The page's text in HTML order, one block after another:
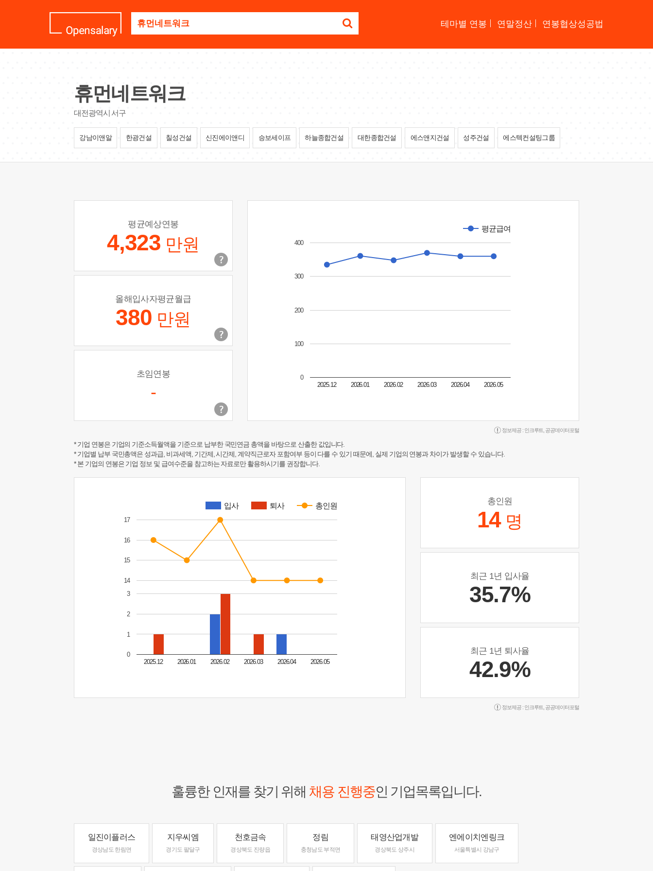
명
요
테마별 연봉 연말정산 연봉협상성공법
휴먼네트워크
대전광역시 서구
강남이앤알 한광건설 칠성건설 신진에이앤디 승보세이프 하늘종합건설 대한종합건설 에스앤지건설 성주건설 에스텍컨설팅그룹
평균예상연봉
4,323 만원
올해입사자평균월급
380 만원
초임연봉
-
평균급여
2025.12 2026.01 2026.02 2026.03 2026.04 2026.05
0
100
200
300
400
정보제공 : 인크루트 공공데이터포털
* 기업 연봉은 기업의 기준소득월액을 기준으로 납부한 국민연금 총액을 바탕으로 산출한 값입니다.
* 기업별 납부 국민총액은 성과급, 비과세액, 기간제, 시간제, 계약직근로자 포함여부 등이 다를 수 있기 때문에, 실제 기업의 연봉과 차이가 발생할 수 있습니다.
* 본 기업의 연봉은 기업 정보 및 급여수준을 참고하는 자료로만 활용하시기를 권장합니다.
입사 퇴사 총인원
2025.12 2026.01 2026.02 2026.03 2026.04 2026.05
0
1
2
3
14
15
16
17
총인원
14 명
최근 1년 입사율
35.7%
최근 1년 퇴사율
42.9%
정보제공 : 인크루트 공공데이터포털
훌륭한 인재를 찾기 위해 채용 진행중인 기업목록입니다.
일진이플러스
경상남도 한림면
지우씨엠
경기도 팔달구
천호금속
경상북도 진량읍
정림
충청남도 부적면
태영산업개발
경상북도 상주시
엔에이치엔링크
서울특별시 강남구